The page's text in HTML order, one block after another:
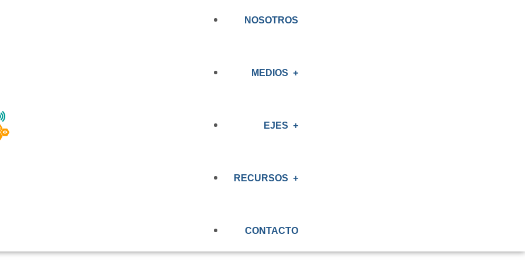
NOSOTROS
MEDIOS
PRENSA
EJES
OBSERVATORIO
RECURSOS
EVALUACIÓN RENAL
CONTACTO
A LAS PERSONAS
CONOCE LOS
BIOBÍO